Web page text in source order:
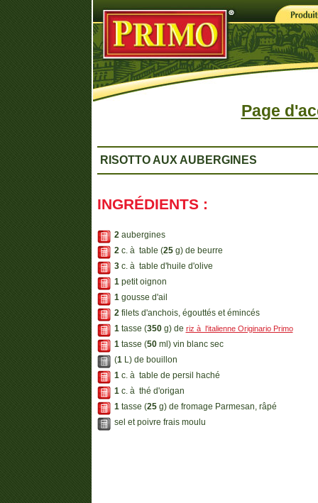
Page
RISOTTO AUX AUBERGINES
INGRÉDIENTS :
2 aubergines
2 c. à table (25g) de beurre
3 c. à table d'huile d'olive
1 petit oignon
1 gousse d'ail
2 filets d'anchois, égouttés et émincés
1 tasse (350g) de riz à l'italienne Originario Primo
1 tasse (50ml) vin blanc sec
(1L) de bouillon
1 c. à table de persil haché
1 c. à thé d'origan
1 tasse (25g) de fromage Parmesan, râpé
sel et poivre frais moulu